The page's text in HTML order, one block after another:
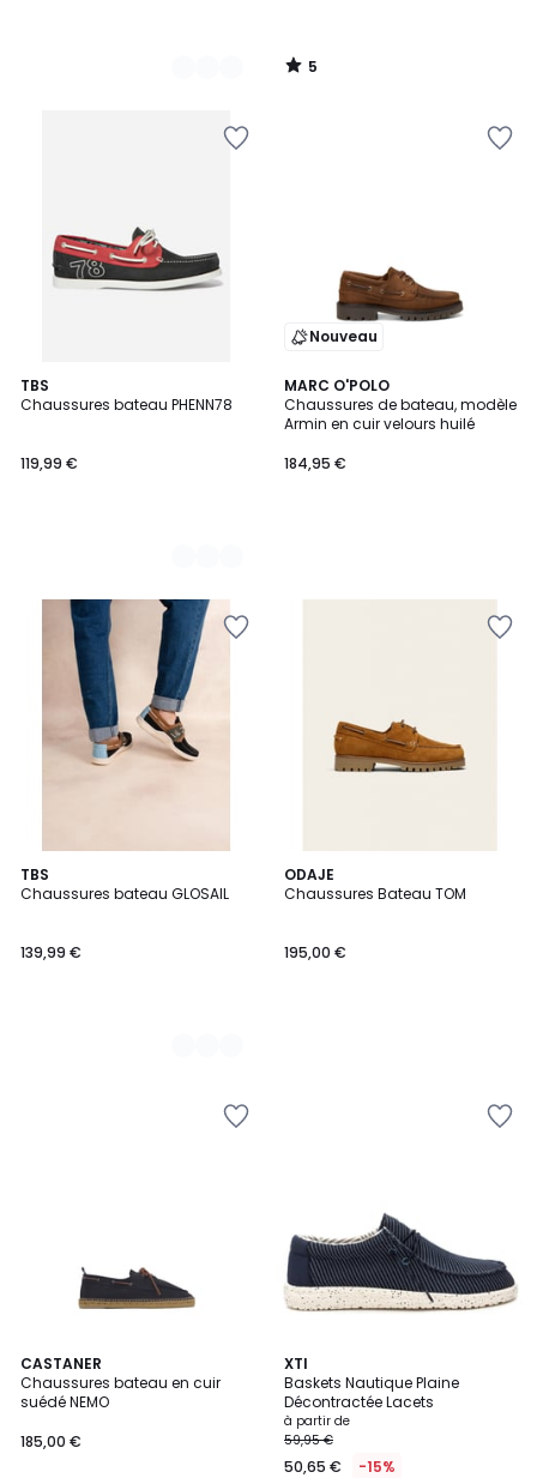
5
/
TBS
Chaussures bateau PHENN78
119,99 €
2
Couleurs
Nouveau
MARC O'POLO
Chaussures de bateau, modèle
Armin en cuir velours huilé
184,95 €
TBS
Chaussures bateau GLOSAIL
139,99 €
3
Couleurs
ODAJE
Chaussures Bateau TOM
195,00 €
CASTANER
Chaussures bateau en cuir
suédé NEMO
185,00 €
XTI
Baskets Nautique Plaine
Décontractée Lacets
à partir de
59,95 €
50,65 € -15%
2
Couleurs